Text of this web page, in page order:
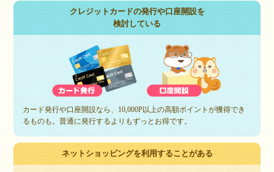
クレジットカードの発行や口座開設を
検討している
カード発行や口座開設なら、10,000P以上の高額ポイントが獲得でき
るものも。普通に発行するよりもずっとお得です。
ネットショッピングを利用することがある